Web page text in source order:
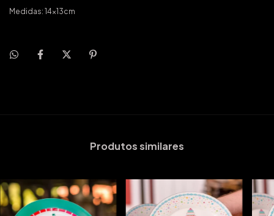
Medidas: 14x13cm
Produtos similares